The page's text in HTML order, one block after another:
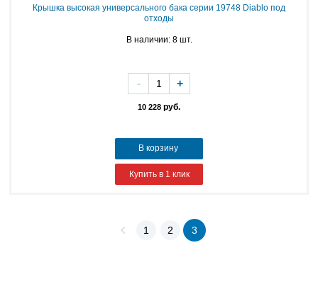
Крышка высокая универсального бака серии 19748 Diablo под
отходы
В наличии: 8 шт.
10 228 руб.
- +
В корзину
Купить в 1 клик
1 2 3